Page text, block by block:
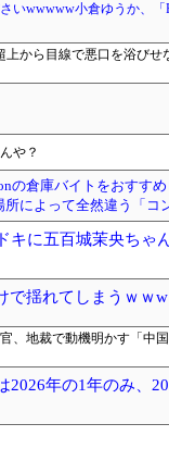
いwwwww小倉ゆうか、
から目線で悪口を浴びせ
や？
の倉庫バイトをおすす
によって全然違う「コ
キに五百城茉央ち
で揺れてしまうｗｗ
、地裁で動機明かす「中
2026年の1年のみ、